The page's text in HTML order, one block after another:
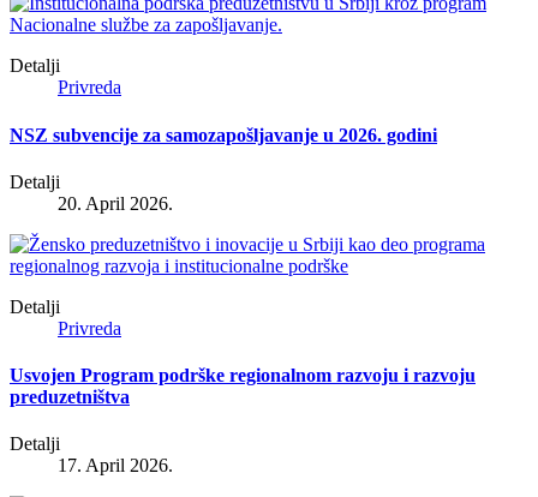
Detalji
Privreda
NSZ subvencije za samozapošljavanje u 2026. godini
Detalji
20. April 2026.
Detalji
Privreda
Usvojen Program podrške regionalnom razvoju i razvoju
preduzetništva
Detalji
17. April 2026.